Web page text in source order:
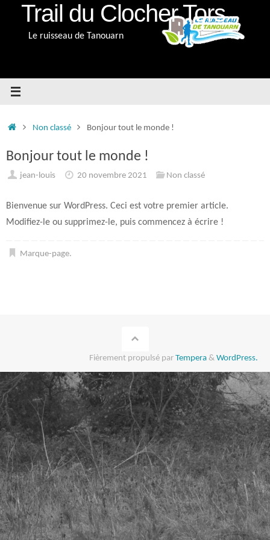
Passer
contenu
Trail du Clocher Tors
Le ruisseau de Tanouarn
AccueilNon classé Bonjour tout le monde !
Bonjour tout le monde !
jean-louis 20 novembre 2021 Non classé
Bienvenue sur WordPress. Ceci est votre premier article.
Modifiez-le ou supprimez-le, puis commencez à écrire !
Marque-page.
Fièrement propulsé par Tempera & WordPress.